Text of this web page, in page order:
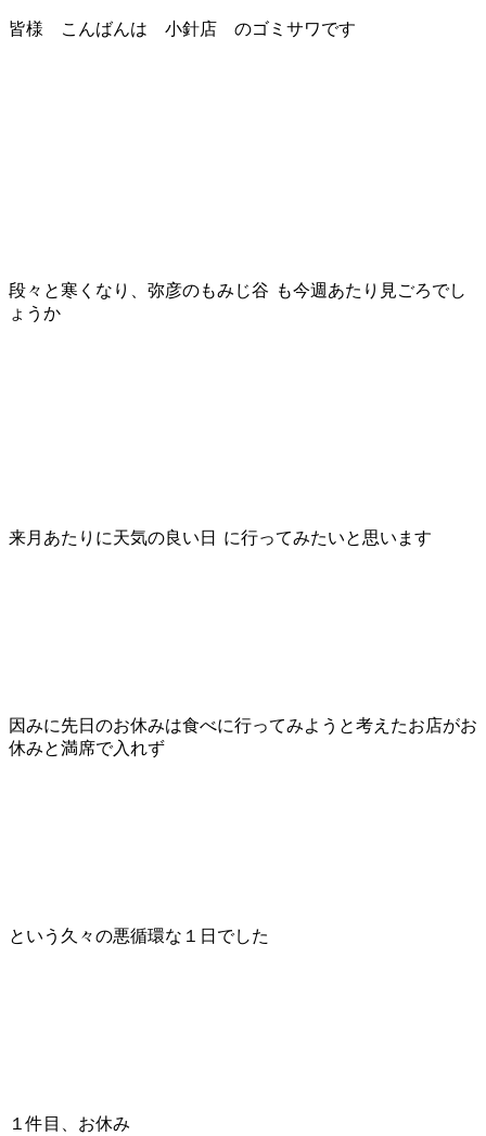
皆様 こんばんは 小針店 のゴミサワです
段々と寒くなり、弥彦のもみじ谷 も今週あたり見ごろでし
ょうか
来月あたりに天気の良い日 に行ってみたいと思います
因みに先日のお休みは食べに行ってみようと考えたお店がお
休みと満席で入れず
という久々の悪循環な１日でした
１件目、お休み